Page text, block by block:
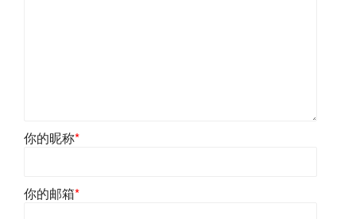
你的昵称*
你的邮箱*